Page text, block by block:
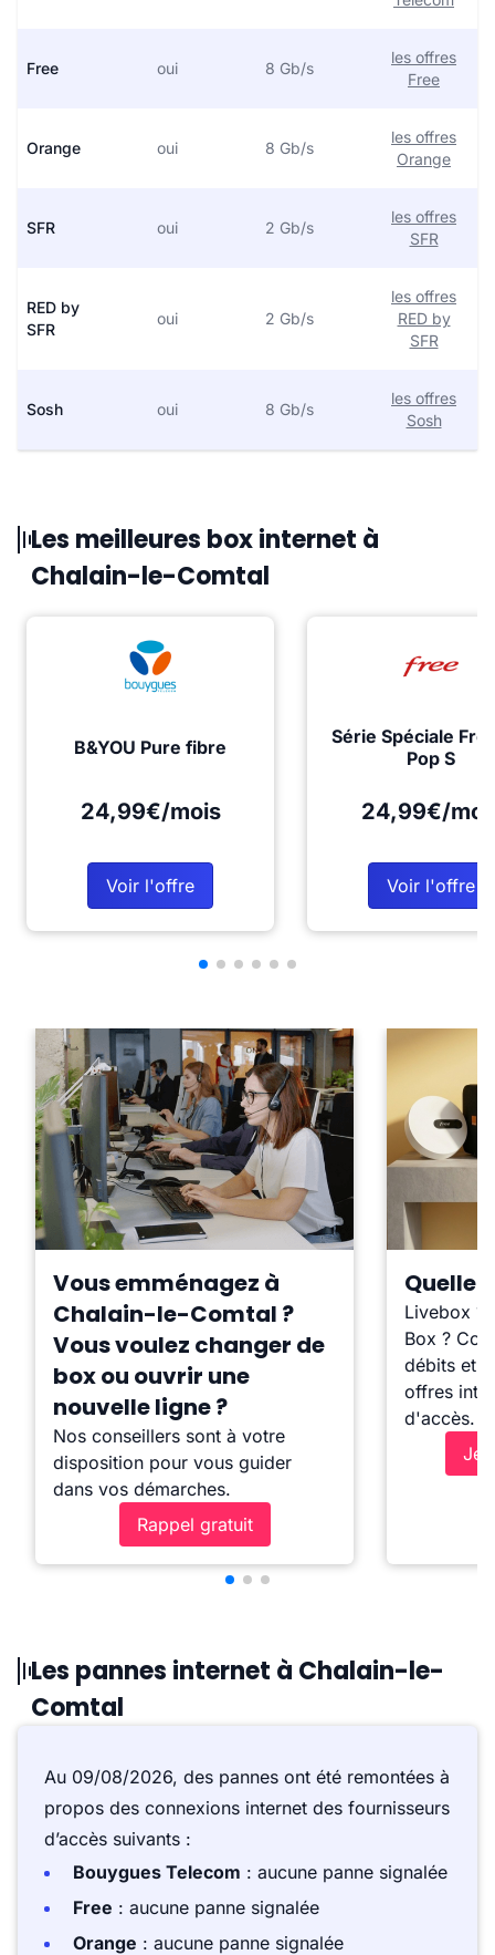
Free oui 8 Gb/s
les offres
Free
Orange oui 8 Gb/s
les offres
Orange
SFR oui 2 Gb/s
les offres
SFR
RED by
SFR
oui 2 Gb/s
les offres
RED by
SFR
Sosh oui 8 Gb/s
les offres
Sosh
Les meilleures box internet à
Chalain-le-Comtal
B&YOU Pure fibre
24,99€/mois
Voir l'offre
Série Spéciale
Pop S
24,99€/
Voir l'offre
Vous emménagez à
Chalain-le-Comtal ?
Vous voulez changer de
box ou ouvrir une
nouvelle ligne ?
Nos conseillers sont à votre
disposition pour vous guider
dans vos démarches.
Rappel gratuit
Quelle
Livebox ?
Box ?
débits et
offres
d'accès.
Je
Les pannes internet à Chalain-le-
Comtal
Au 09/08/2026, des pannes ont été remontées à
propos des connexions internet des fournisseurs
d’accès suivants :
Bouygues Telecom : aucune panne signalée
Free : aucune panne signalée
Orange : aucune panne signalée